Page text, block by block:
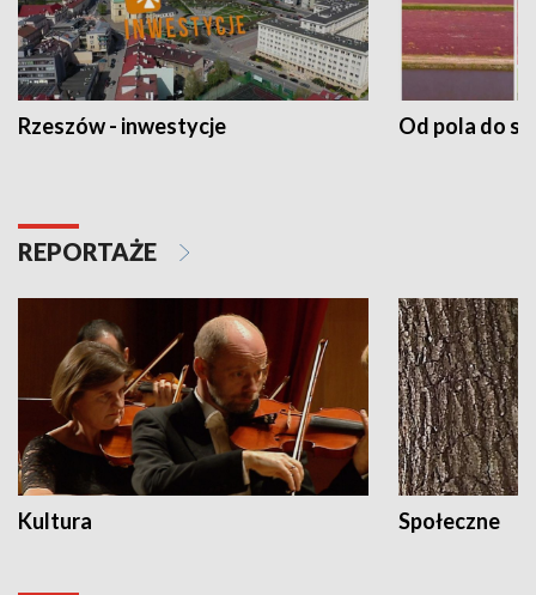
Rzeszów - inwestycje Od pola do
REPORTAŻE
Kultura Społeczne